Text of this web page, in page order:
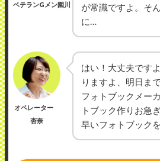
ベテランGメン園川
が常識ですよ。そ
に…
オペレーター
杏奈
はい！大丈夫です
りますよ、明日ま
フォトブックメー
トブック作りお急
早いフォトブック